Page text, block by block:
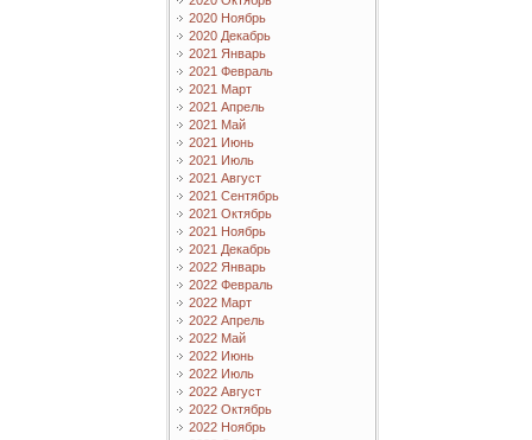
2020 Ноябрь
2020 Декабрь
2021 Январь
2021 Февраль
2021 Март
2021 Апрель
2021 Май
2021 Июнь
2021 Июль
2021 Август
2021 Сентябрь
2021 Октябрь
2021 Ноябрь
2021 Декабрь
2022 Январь
2022 Февраль
2022 Март
2022 Апрель
2022 Май
2022 Июнь
2022 Июль
2022 Август
2022 Октябрь
2022 Ноябрь